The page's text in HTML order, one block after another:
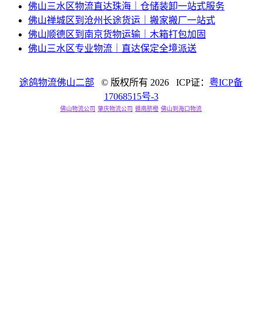
佛山三水区物流直达珠海｜仓储装卸一站式服务
佛山禅城区到沧州长途货运｜搬家搬厂一站式
佛山顺德区到南京货物运输｜木箱打包加固
佛山三水区专业物流｜直达保定全境派送
途鸽物流佛山二部 © 版权所有 2026 ICP证： 粤ICP备
17068515号-3
佛山物流公司 肇庆物流公司 赣南脐橙 佛山到海口物流